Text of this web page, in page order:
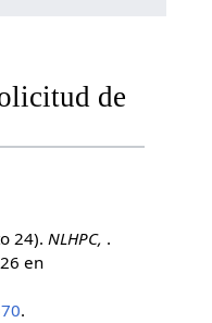
de
24). NLHPC, .
en
.